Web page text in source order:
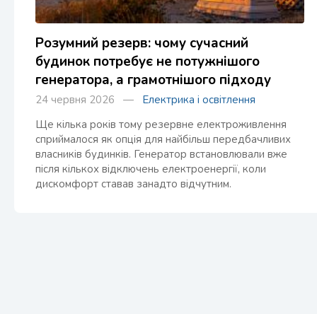
Розумний резерв: чому сучасний
будинок потребує не потужнішого
генератора, а грамотнішого підходу
24 червня 2026 — Електрика і освітлення
Ще кілька років тому резервне електроживлення
сприймалося як опція для найбільш передбачливих
власників будинків. Генератор встановлювали вже
після кількох відключень електроенергії, коли
дискомфорт ставав занадто відчутним.